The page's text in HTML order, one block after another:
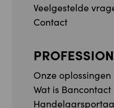
Veelgestelde
Contact
Onze oplossingen
Wat is Bancontact